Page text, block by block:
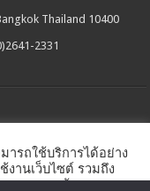
Thailand 10400
2331
ารถใช้บริการได้อย่าง
งานเว็บไซต์ รวมถึง
ตามความต้องการ